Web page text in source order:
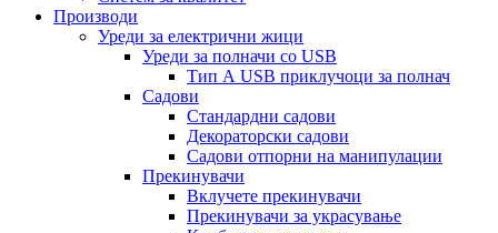
Производи
Уреди за електрични жици
Уреди за полначи со USB
Тип А USB приклучоци за полнач
Садови
Стандардни садови
Декораторски садови
Садови отпорни на манипулации
Прекинувачи
Вклучете прекинувачи
Прекинувачи за украсување